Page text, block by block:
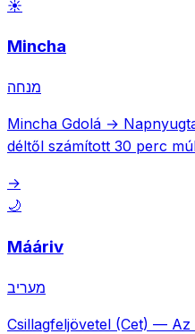
☀️
Mincha
מנחה
Mincha Gdolá →
déltől számított 30 perc
→
🌙
Mááriv
מעריב
Csillagfeljövetel (Cet) — Az